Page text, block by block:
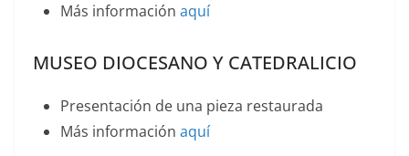
Más información aquí
MUSEO DIOCESANO Y CATEDRALICIO
Presentación de una pieza restaurada
Más información aquí